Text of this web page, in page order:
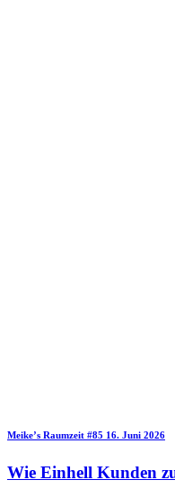
Meike’s Raumzeit #85 16. Juni 2026
Wie Einhell Kunden